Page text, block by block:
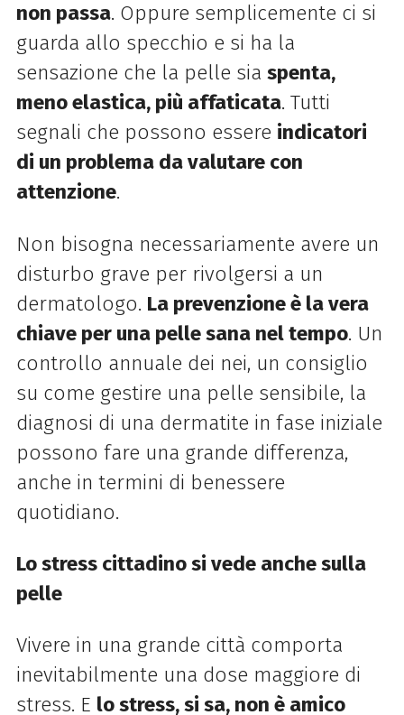
non passa. Oppure semplicemente ci si
guarda allo specchio e si ha la
sensazione che la pelle sia spenta,
meno elastica, più affaticata. Tutti
segnali che possono essere indicatori
di un problema da valutare con
attenzione.
Non bisogna necessariamente avere un
disturbo grave per rivolgersi a un
dermatologo. La prevenzione è la vera
chiave per una pelle sana nel tempo. Un
controllo annuale dei nei, un consiglio
su come gestire una pelle sensibile, la
diagnosi di una dermatite in fase iniziale
possono fare una grande differenza,
anche in termini di benessere
quotidiano.
Lo stress cittadino si vede anche sulla
pelle
Vivere in una grande città comporta
inevitabilmente una dose maggiore di
stress. E lo stress, si sa, non è amico